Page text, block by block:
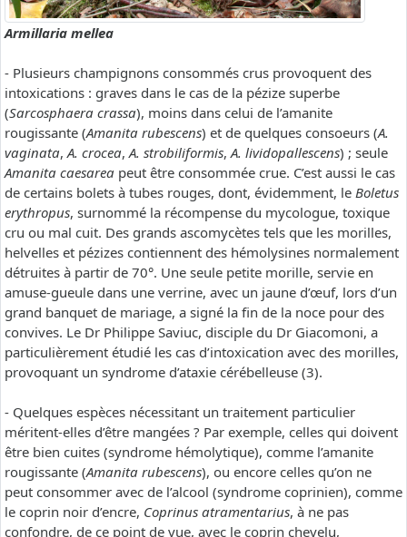
Armillaria mellea
- Plusieurs champignons consommés crus provoquent des
intoxications : graves dans le cas de la pézize superbe
(Sarcosphaera crassa), moins dans celui de l’amanite
rougissante (Amanita rubescens) et de quelques consoeurs (A.
vaginata,A. crocea, A. strobiliformis,A. lividopallescens) ; seule
Amanita caesarea peut être consommée crue. C’est aussi le cas
de certains bolets à tubes rouges, dont, évidemment, le Boletus
erythropus, surnommé la récompense du mycologue, toxique
cru ou mal cuit. Des grands ascomycètes tels que les morilles,
helvelles et pézizes contiennent des hémolysines normalement
détruites à partir de 70°. Une seule petite morille, servie en
amuse-gueule dans une verrine, avec un jaune d’œuf, lors d’un
grand banquet de mariage, a signé la fin de la noce pour des
convives. Le Dr Philippe Saviuc, disciple du Dr Giacomoni, a
particulièrement étudié les cas d’intoxication avec des morilles,
provoquant un syndrome d’ataxie cérébelleuse (3).
- Quelques espèces nécessitant un traitement particulier
méritent-elles d’être mangées ? Par exemple, celles qui doivent
être bien cuites (syndrome hémolytique), comme l’amanite
rougissante (Amanita rubescens), ou encore celles qu’on ne
peut consommer avec de l’alcool (syndrome coprinien), comme
le coprin noir d’encre, Coprinus atramentarius, à ne pas
confondre, de ce point de vue, avec le coprin chevelu,